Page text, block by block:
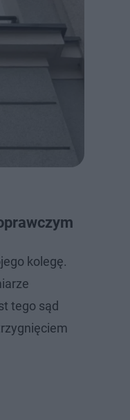
kolegę.
tego sąd